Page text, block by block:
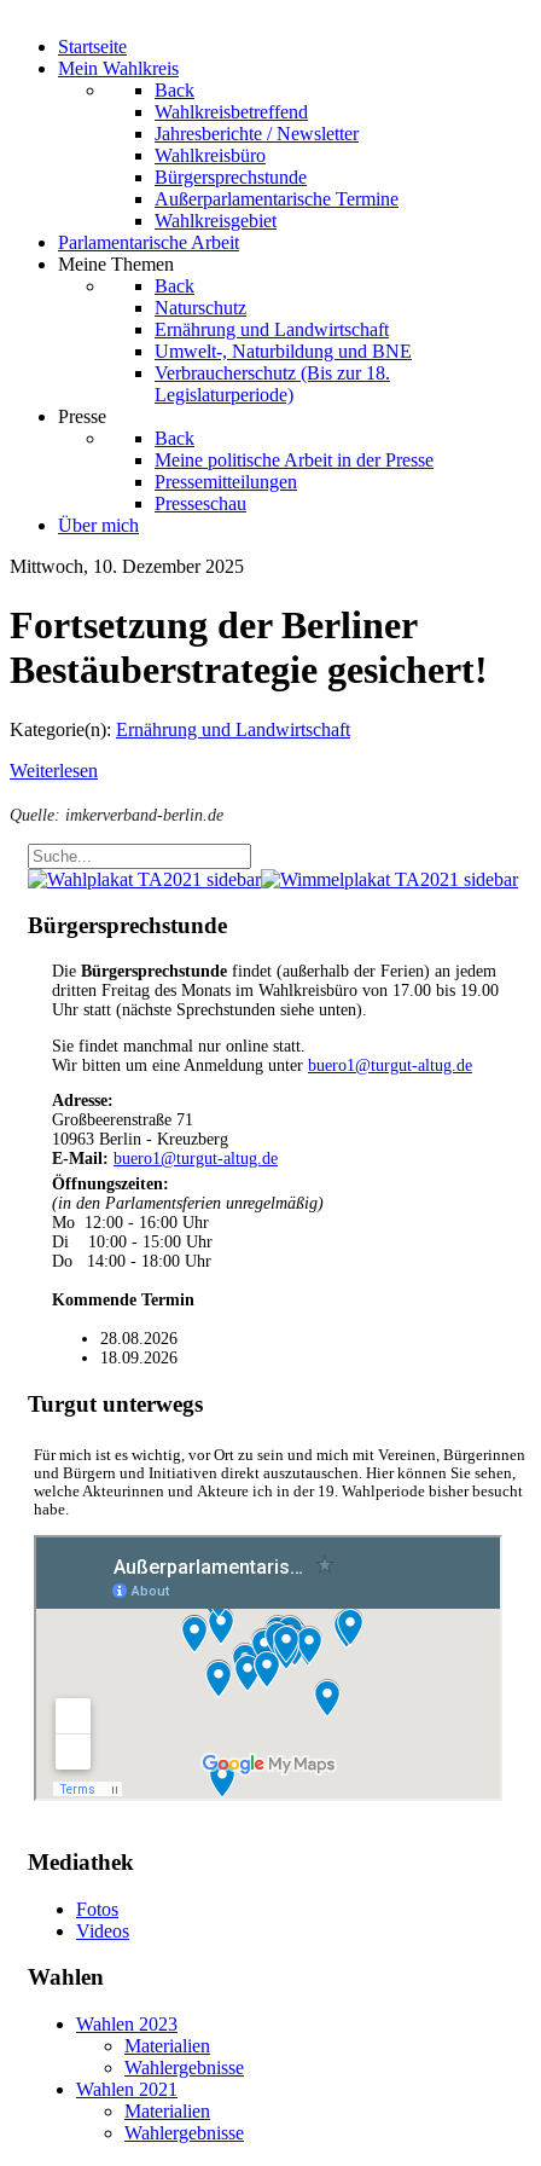
Startseite
Mein Wahlkreis
Back
Wahlkreisbetreffend
Jahresberichte / Newsletter
Wahlkreisbüro
Bürgersprechstunde
Außerparlamentarische Termine
Wahlkreisgebiet
Parlamentarische Arbeit
Meine Themen
Back
Naturschutz
Ernährung und Landwirtschaft
Umwelt-, Naturbildung und BNE
Verbraucherschutz (Bis zur 18.
Legislaturperiode)
Presse
Back
Meine politische Arbeit in der Presse
Pressemitteilungen
Presseschau
Über mich
Mittwoch, 10. Dezember 2025
Fortsetzung der Berliner
Bestäuberstrategie gesichert!
Kategorie(n): Ernährung und Landwirtschaft
Weiterlesen
Quelle: imkerverband-berlin.de
Bürgersprechstunde
Die Bürgersprechstunde findet (außerhalb der Ferien) an jedem
dritten Freitag des Monats im Wahlkreisbüro von 17.00 bis 19.00
Uhr statt (nächste Sprechstunden siehe unten).
Sie findet manchmal nur online statt.
Wir bitten um eine Anmeldung unter buero1@turgut-altug.de
Adresse:
Großbeerenstraße 71
10963 Berlin - Kreuzberg
E-Mail: buero1@turgut-altug.de
Öffnungszeiten:
(in den Parlamentsferien unregelmäßig)
Mo 12:00 - 16:00 Uhr
Di 10:00 - 15:00 Uhr
Do 14:00 - 18:00 Uhr
Kommende Termin
28.08.2026
18.09.2026
Turgut unterwegs
Für mich ist es wichtig, vor Ort zu sein und mich mit Vereinen, Bürgerinnen
und Bürgern und Initiativen direkt auszutauschen. Hier können Sie sehen,
welche Akteurinnen und Akteure ich in der 19. Wahlperiode bisher besucht
habe.
Mediathek
Fotos
Videos
Wahlen
Wahlen 2023
Materialien
Wahlergebnisse
Wahlen 2021
Materialien
Wahlergebnisse